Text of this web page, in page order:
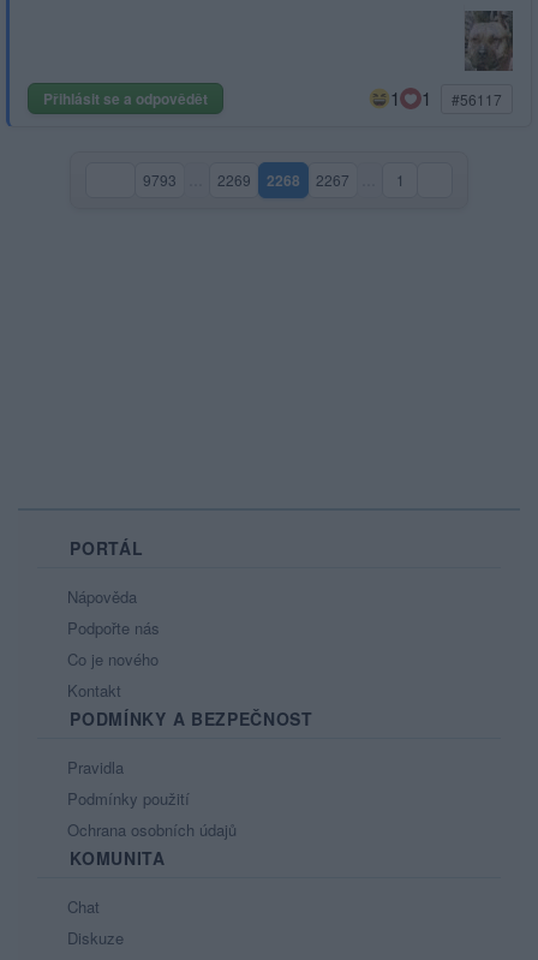
Přihlásit se a odpovědět 1 1 #56117
9793 2269 2268(aktuální strana)
2267 1
PORTÁL
Nápověda
Podpořte nás
Co je nového
Kontakt
PODMÍNKY A BEZPEČNOST
Pravidla
Podmínky použití
Ochrana osobních údajů
KOMUNITA
Chat
Diskuze